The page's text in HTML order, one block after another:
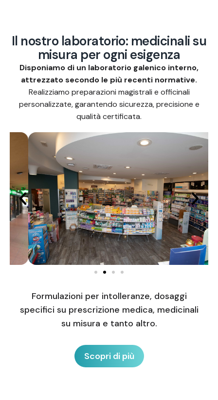
Il nostro laboratorio: medicinalisu
misura per ogni esigenza
Disponiamo di un laboratorio galenico interno,
attrezzato secondo le più recenti normative.
Realizziamo preparazioni magistrali e officinali
personalizzate, garantendo sicurezza, precisione e
qualità certificata.
Formulazioni per intolleranze, dosaggi
specifici su prescrizione medica, medicinali
su misura e tanto altro.
Scopri di più